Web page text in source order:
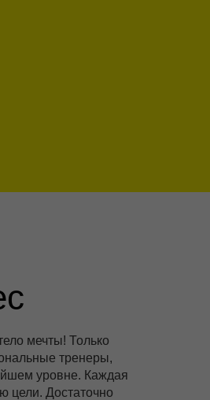
мечты! Только
тренеры,
уровне. Каждая
цели. Достаточно